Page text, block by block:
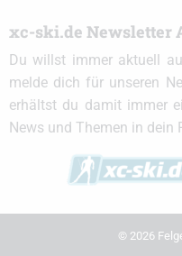
xc-ski.de Newsletter
Du willst immer aktuell
melde dich für unseren
erhältst du damit immer
News und Themen in
© 2026